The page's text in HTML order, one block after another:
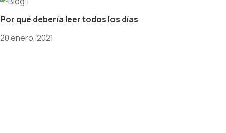
Por qué debería leer todos los días
20 enero, 2021